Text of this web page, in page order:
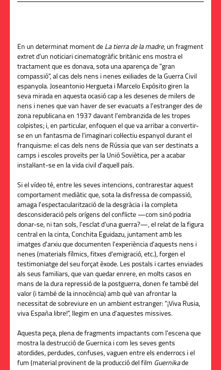
En un determinat moment de La tierra de la madre, un fragment
extret d'un noticiari cinematogràfic britànic ens mostra el
tractament que es donava, sota una aparença de "gran
compassió", al cas dels nens i nenes exiliades de la Guerra Civil
espanyola. Joseantonio Hergueta i Marcelo Expósito giren la
seva mirada en aquesta ocasió cap a les desenes de milers de
nens i nenes que van haver de ser evacuats a l'estranger des de
zona republicana en 1937 davant l'embranzida de les tropes
colpistes; i, en particular, enfoquen el que va arribar a convertir-
se en un fantasma de l'imaginari col·lectiu espanyol durant el
franquisme: el cas dels nens de Rússia que van ser destinats a
camps i escoles proveïts per la Unió Soviètica, per a acabar
instal·lant-se en la vida civil d'aquell país.
Si el vídeo té, entre les seves intencions, contrarestar aquest
comportament mediàtic que, sota la disfressa de compassió,
amaga l'espectacularització de la desgràcia i la completa
desconsideració pels orígens del conflicte —com sinó podria
donar-se, ni tan sols, l'esclat d'una guerra?—, el relat de la figura
central en la cinta, Conchita Eguidazu, juntament amb les
imatges d'arxiu que documenten l'experiència d'aquests nens i
nenes (materials fílmics, fitxes d'emigració, etc.), forgen el
testimoniatge del seu forçat èxode. Les postals i cartes enviades
als seus familiars, que van quedar enrere, en molts casos en
mans de la dura repressió de la postguerra, donen fe també del
valor (i també de la innocència) amb què van afrontar la
necessitat de sobreviure en un ambient estranger: "¡Viva Rusia,
viva España libre!", llegim en una d'aquestes missives.
Aquesta peça, plena de fragments impactants com l'escena que
mostra la destrucció de Guernica i com les seves gents
atordides, perdudes, confuses, vaguen entre els enderrocs i el
fum (material provinent de la producció del film Guernikade